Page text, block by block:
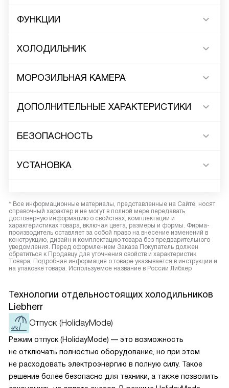
ФУНКЦИИ
ХОЛОДИЛЬНИК
МОРОЗИЛЬНАЯ КАМЕРА
ДОПОЛНИТЕЛЬНЫЕ ХАРАКТЕРИСТИКИ
БЕЗОПАСНОСТЬ
УСТАНОВКА
* Все информационные материалы, представленные на Сайте, носят
справочный характер и не могут в полной мере передавать
достоверную информацию о свойствах, комплектации и
характеристиках товара, включая цвета, размеры и формы. Фирма-
производитель оставляет за собой право на внесение изменений в
конструкцию, дизайн и комплектацию товара без предварительного
уведомления. Перед оформлением Заказа Покупатель должен
обратиться к Продавцу для уточнения свойств и характеристик
Товара. Подробная информация о товаре указывается в инструкции и
на упаковке товара. Используемое название в России Либхер
Технологии отдельностоящих холодильников
Liebherr
Отпуск (HolidayMode)
Режим отпуск (HolidayMode) — это возможность
не отключать полностью оборудование, но при этом
не расходовать электроэнергию в полную силу. Такое
решение более безопасно для техники, а также позволить